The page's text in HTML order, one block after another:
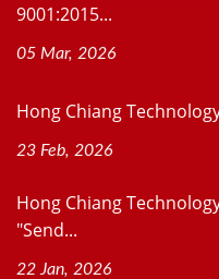
9001:2015...
05 Mar, 2026
Hong Chiang
23 Feb, 2026
Hong Chiang
"Send...
22 Jan, 2026